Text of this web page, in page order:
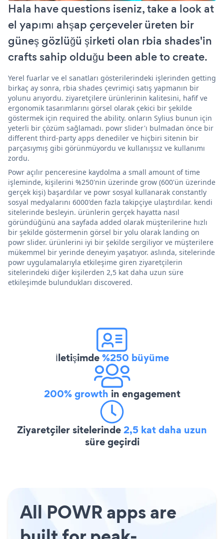
Hala have questions iseniz, take a look at
el yapımı ahşap çerçeveler üreten bir
güneş gözlüğü şirketi olan rbia shades'in
crafts sahip olduğu been able to create.
Yerel fuarlar ve el sanatları gösterilerindeki işlerinden getting
birkaç ay sonra, rbia shades çevrimiçi satış yapmanın bir
yolunu arıyordu. ziyaretçilere ürünlerinin kalitesini, hafif ve
ergonomik tasarımlarını görsel olarak çekici bir şekilde
göstermek için required the ability. onların Sylius bunun için
yeterli bir çözüm sağlamadı. powr slider'ı bulmadan önce bir
different third-party apps denediler ve hiçbiri sitenin bir
parçasıymış gibi görünmüyordu ve kullanışsız ve kullanımı
zordu.
Powr açılır penceresine kaydolma a small amount of time
işleminde, kişilerini %250'nin üzerinde grow (600'ün üzerinde
gerçek kişi) başardılar ve powr sosyal kullanarak constantly
sosyal medyalarını 6000'den fazla takipçiye ulaştırdılar. kendi
sitelerinde besleyin. ürünlerin gerçek hayatta nasıl
göründüğünü ana sayfada added olarak müşterilerine hızlı
bir şekilde göstermenin görsel bir yolu olarak landing on
powr slider. ürünlerini iyi bir şekilde sergiliyor ve müşterilere
mükemmel bir yerinde deneyim yaşatıyor. aslında, sitelerinde
powr uygulamalarıyla etkileşime giren ziyaretçilerin
sitelerindeki diğer kişilerden 2,5 kat daha uzun süre
etkileşimde bulundukları discovered.
İletişimde%250 büyüme
200% growth in engagement
Ziyaretçiler sitelerinde2,5 kat daha uzun
süre geçirdi
All POWR apps are